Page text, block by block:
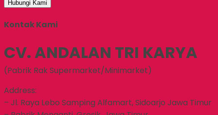
Hubungi Kami
Kontak Kami
CV. ANDALAN TRI KARYA
(Pabrik Rak Supermarket/Minimarket)
Address:
– Jl. Raya Lebo Samping Alfamart, Sidoarjo Jawa Timur